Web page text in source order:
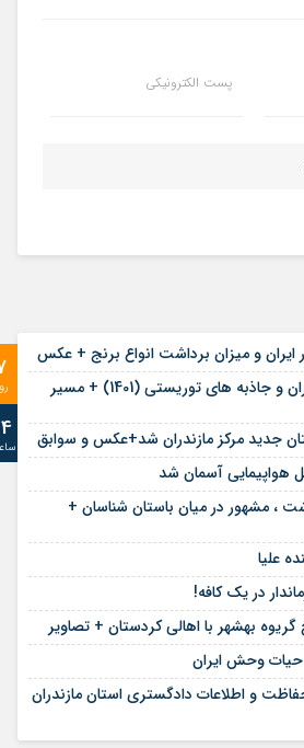
پست الکترونیکی
ایران و میزان برداشت انواع برنج + عکس
نقشه گردشگری مازندران و جاذبه های توریستی (1401) + مسیر
جدید مرکز مازندران شد+عکس و سوابق
هواپیمایی آسمان شد
، مشهور در میان باستان شناسان +
علیا
در یک کافه!
حیات وحش ایران
و اطلاعات دادگستری استان مازندران